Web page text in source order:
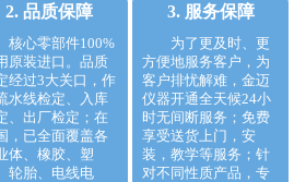
2. 品质保障
核心零部件100%
原装进口。品质
经过3大关口，作
水线检定、入库
、出厂检定；在
，已全面覆盖各
体、橡胶、塑
轮胎、电线电
3. 服务保障
为了更及时、更
方便地服务客户，为
客户排忧解难，金迈
仪器开通全天候24小
时无间断服务；免费
享受送货上门，安
装，教学等服务；针
对不同性质产品，专